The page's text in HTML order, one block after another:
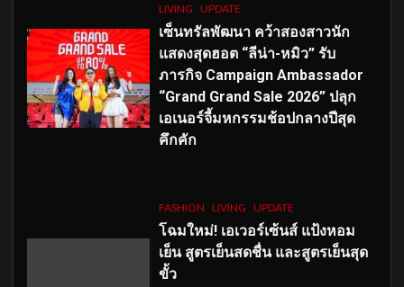
LIVING UPDATE
เซ็นทรัลพัฒนา คว้าสองสาวนัก
แสดงสุดฮอต “ลีน่า-หมิว” รับ
ภารกิจ Campaign Ambassador
“Grand Grand Sale 2026” ปลุก
เอเนอร์จี้มหกรรมช้อปกลางปีสุด
คึกคัก
FASHION LIVING UPDATE
โฉมใหม่! เอเวอร์เซ้นส์ แป้งหอม
เย็น สูตรเย็นสดชื่น และสูตรเย็นสุด
ขั้ว